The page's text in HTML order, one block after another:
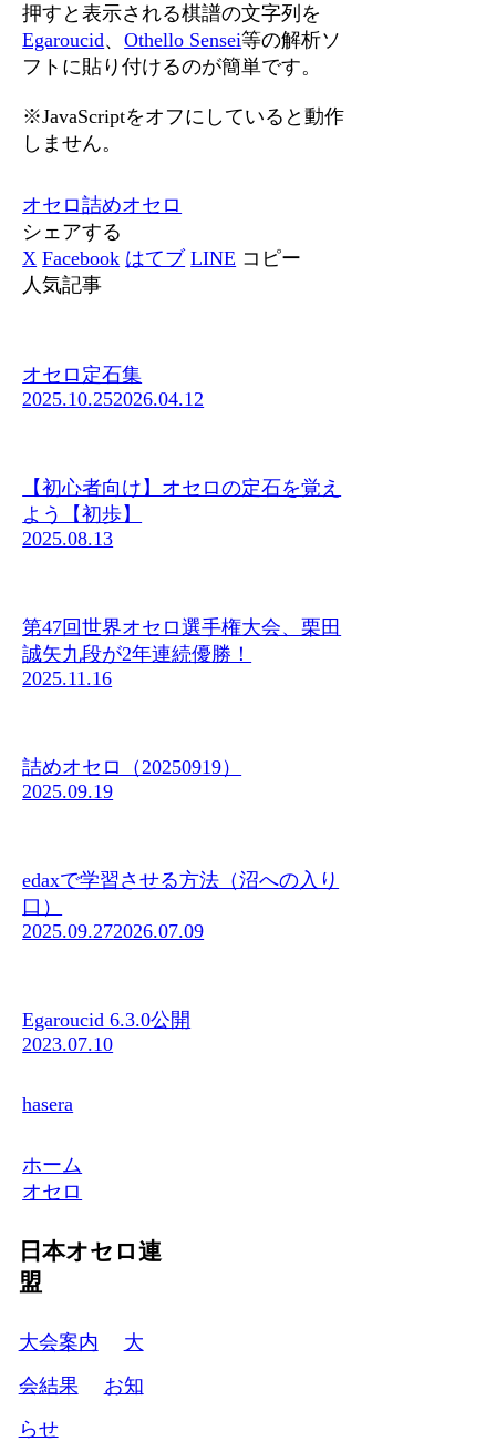
押すと表示される棋譜の文字列を
Egaroucid、Othello Sensei等の解析ソ
フトに貼り付けるのが簡単です。
※JavaScriptをオフにしていると動作
しません。
オセロ詰めオセロ
シェアする
X Facebook はてブ LINE コピー
人気記事
オセロ定石集
2025.10.252026.04.12
【初心者向け】オセロの定石を覚え
よう【初歩】
2025.08.13
第47回世界オセロ選手権大会、栗田
誠矢九段が2年連続優勝！
2025.11.16
詰めオセロ（20250919）
2025.09.19
edaxで学習させる方法（沼への入り
口）
2025.09.272026.07.09
Egaroucid 6.3.0公開
2023.07.10
hasera
ホーム
オセロ
日本オセロ連
盟
大会案内
大
会結果
お知
らせ